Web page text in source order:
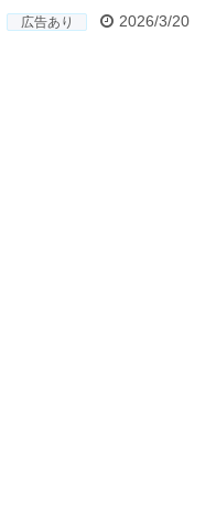
広告あり 2026/3/20